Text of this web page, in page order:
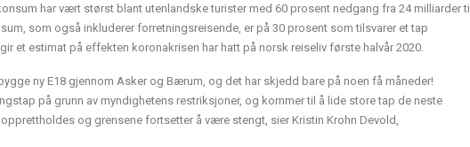
har vært størst blant utenlandske turister med 60 prosent nedgang fra 24 milliarder til
som også inkluderer forretningsreisende, er på 30 prosent som tilsvarer et tap
et estimat på effekten koronakrisen har hatt på norsk reiseliv første halvår 2020.
ny E18 gjennom Asker og Bærum, og det har skjedd bare på noen få måneder!
på grunn av myndighetens restriksjoner, og kommer til å lide store tap de neste
og grensene fortsetter å være stengt, sier Kristin Krohn Devold,